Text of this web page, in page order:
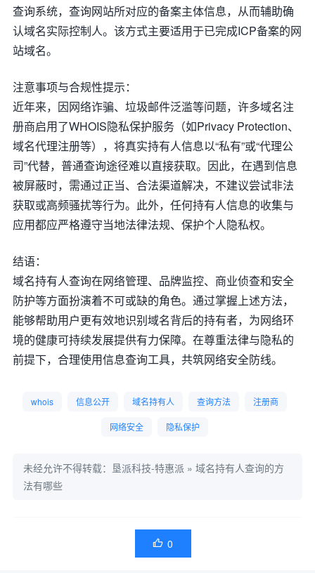
查询系统，查询网站所对应的备案主体信息，从而辅助确
认域名实际控制人。该方式主要适用于已完成ICP备案的网
站域名。
注意事项与合规性提示：
近年来，因网络诈骗、垃圾邮件泛滥等问题，许多域名注
册商启用了WHOIS隐私保护服务（如Privacy Protection、
域名代理注册等），将真实持有人信息以“私有”或“代理公
司”代替，普通查询途径难以直接获取。因此，在遇到信息
被屏蔽时，需通过正当、合法渠道解决，不建议尝试非法
获取或高频骚扰等行为。此外，任何持有人信息的收集与
应用都应严格遵守当地法律法规、保护个人隐私权。
结语：
域名持有人查询在网络管理、品牌监控、商业侦查和安全
防护等方面扮演着不可或缺的角色。通过掌握上述方法，
能够帮助用户更有效地识别域名背后的持有者，为网络环
境的健康可持续发展提供有力保障。在尊重法律与隐私的
前提下，合理使用信息查询工具，共筑网络安全防线。
whois 信息公开 域名持有人 查询方法 注册商
网络安全 隐私保护
未经允许不得转载： 垦派科技-特惠派 » 域名持有人查询的方
法有哪些
 0